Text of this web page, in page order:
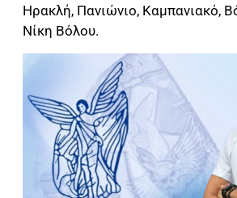
Ηρακλή, Πανιώνιο, Καμπανιακό,
Νίκη Βόλου.